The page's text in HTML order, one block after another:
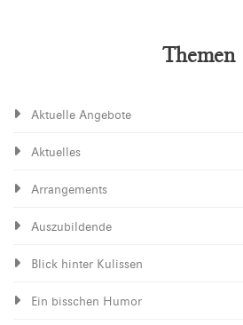
Themen
Aktuelle Angebote
Aktuelles
Arrangements
Auszubildende
Blick hinter Kulissen
Ein bisschen Humor